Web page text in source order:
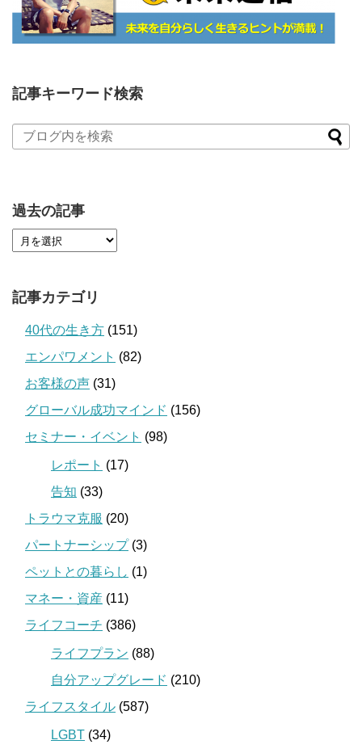
記事キーワード検索
過去の記事
記事カテゴリ
40代の生き方 (151)
エンパワメント (82)
お客様の声 (31)
グローバル成功マインド (156)
セミナー・イベント (98)
レポート (17)
告知 (33)
トラウマ克服 (20)
パートナーシップ(3)
ペットとの暮らし (1)
マネー・資産 (11)
ライフコーチ (386)
ライフプラン (88)
自分アップグレード (210)
ライフスタイル (587)
LGBT (34)